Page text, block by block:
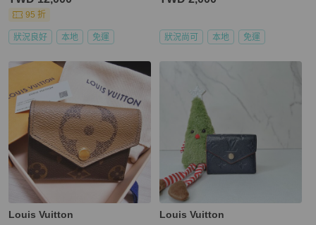
95 折
狀況良好 本地 免運 狀況尚可 本地 免運
Louis Vuitton Louis Vuitton